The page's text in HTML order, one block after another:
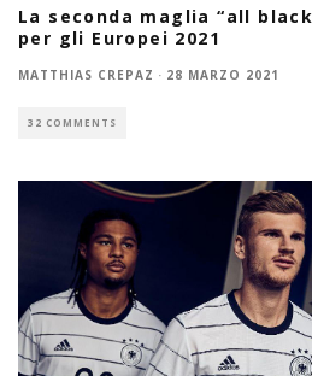
La seconda maglia “all
per gli Europei 2021
MATTHIAS CREPAZ · 28 MARZO 2021
32 COMMENTS